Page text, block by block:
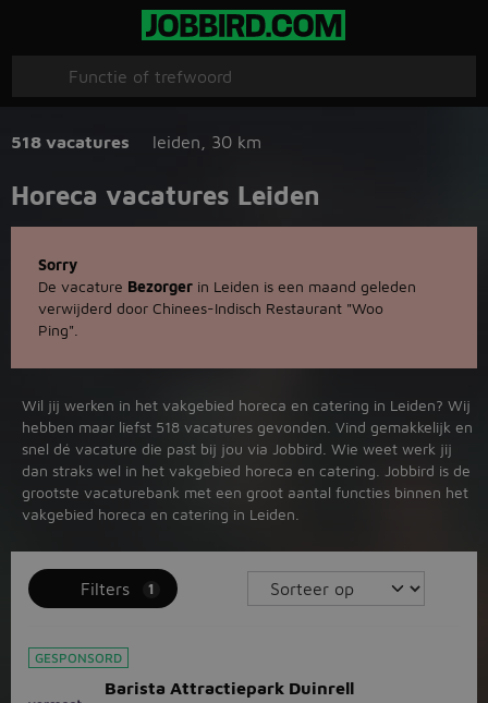
518 vacatures leiden 30 km
Horeca vacatures Leiden
Sorry
De vacature Bezorger in Leiden is een maand geleden
verwijderd door Chinees-Indisch Restaurant "Woo
Ping".
Wil jij werken in het vakgebied horeca en catering in Leiden? Wij
hebben maar liefst 518 vacatures gevonden. Vind gemakkelijk en
snel dé vacature die past bij jou via Jobbird. Wie weet werk jij
dan straks wel in het vakgebied horeca en catering. Jobbird is de
grootste vacaturebank met een groot aantal functies binnen het
vakgebied horeca en catering in Leiden.
Filters 1
GESPONSORD
Barista Attractiepark Duinrell